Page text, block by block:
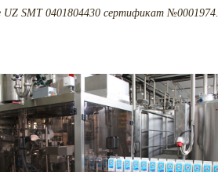
UZ SMT 0401804430 сертификат №0001974.